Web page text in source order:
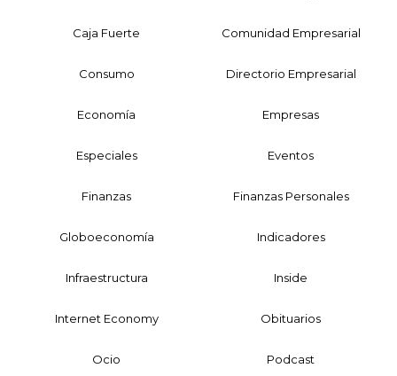
Caja Fuerte Comunidad Empresarial
Consumo Directorio Empresarial
Economía Empresas
Especiales Eventos
Finanzas Finanzas Personales
Globoeconomía Indicadores
Infraestructura Inside
Internet Economy Obituarios
Ocio Podcast